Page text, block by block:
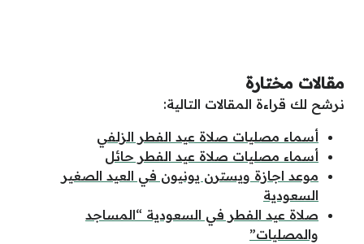
مقالات مختارة
نرشح لك قراءة المقالات التالية:
أسماء مصليات صلاة عيد الفطر الزلفي
أسماء مصليات صلاة عيد الفطر حائل
موعد اجازة ويسترن يونيون في العيد الصغير
السعودية
صلاة عيد الفطر في السعودية “المساجد
والمصليات”